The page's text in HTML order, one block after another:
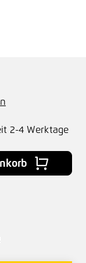
2-4 Werktage